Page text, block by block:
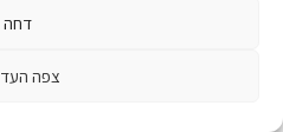
דחה
צפה